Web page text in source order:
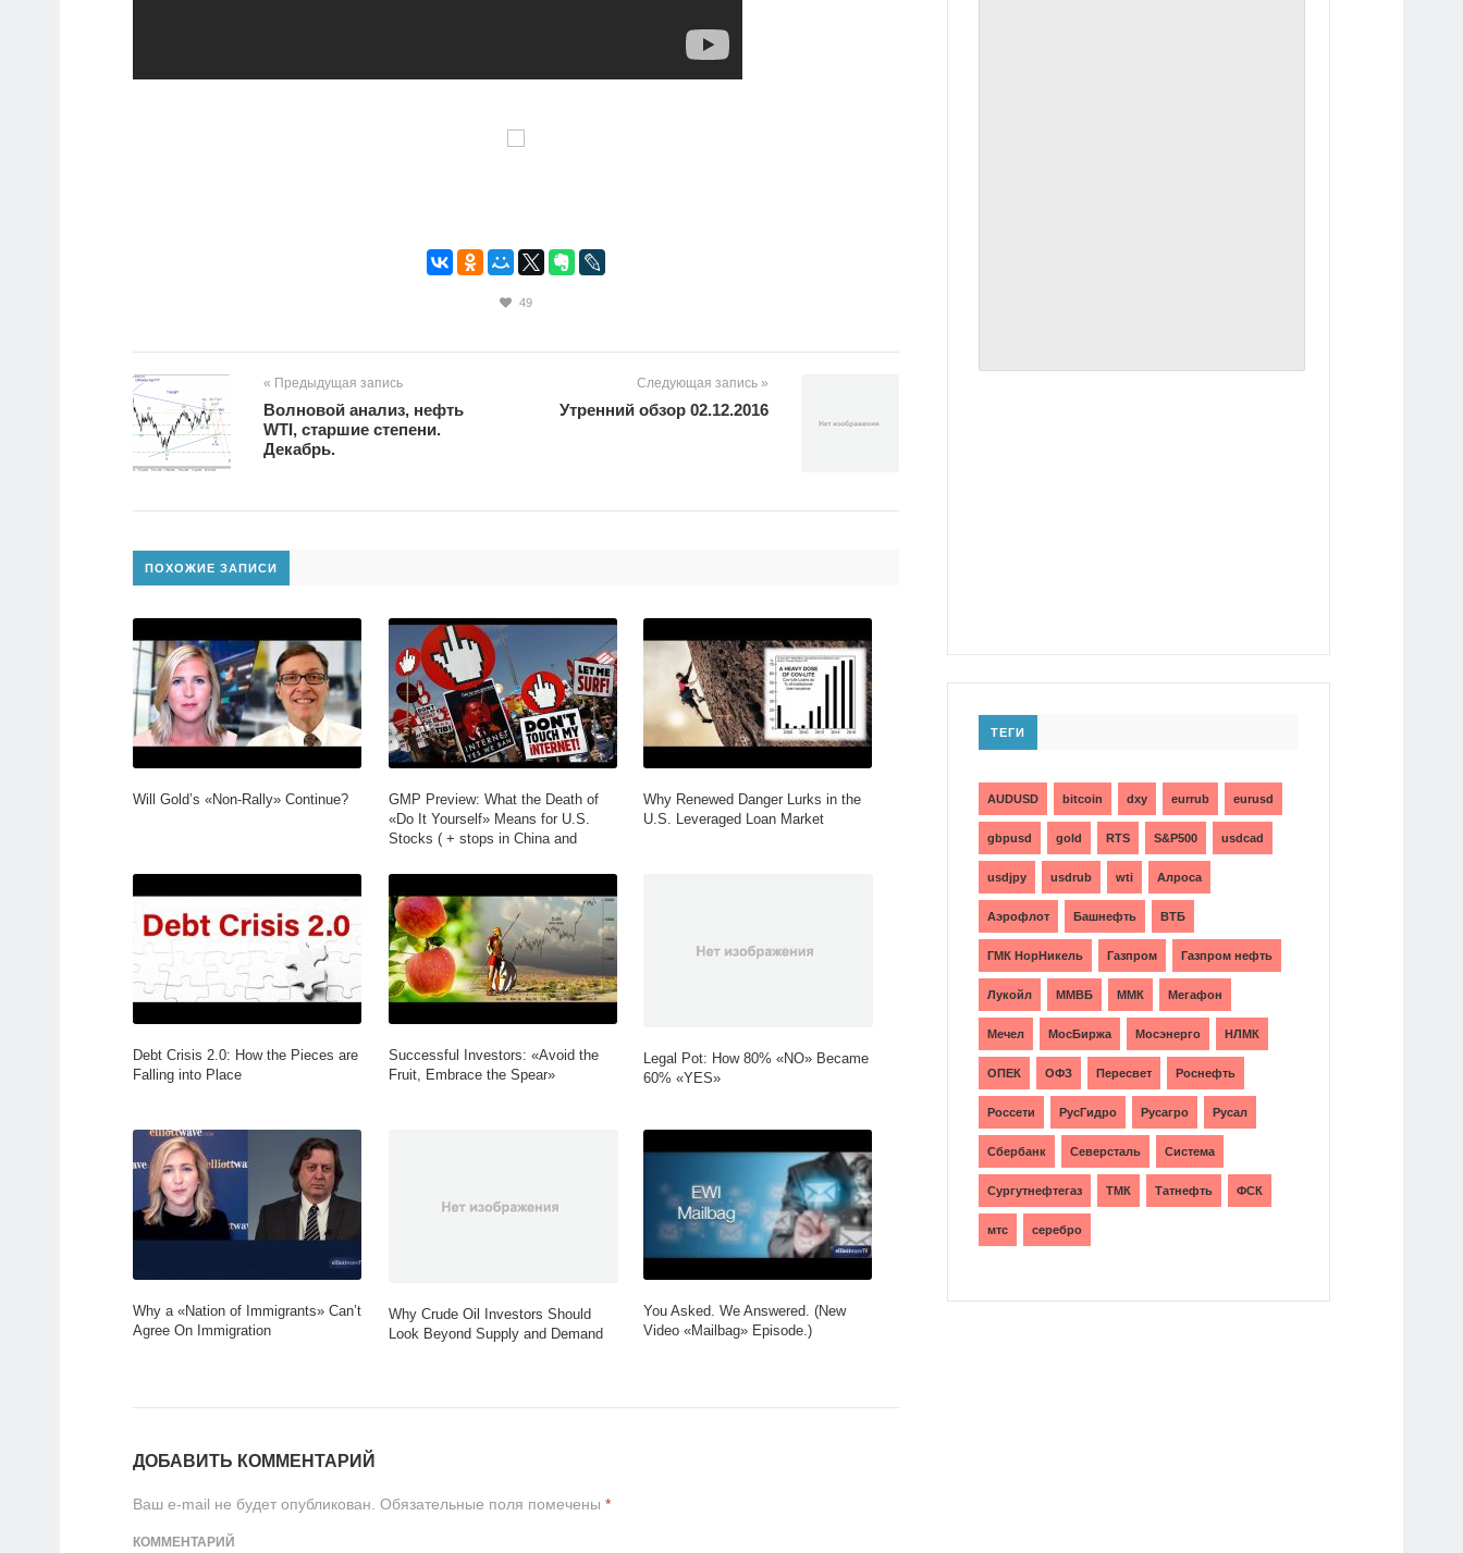
49
« Предыдущая запись
Волновой анализ, нефть
WTI, старшие степени.
Декабрь.
Следующая запись »
Утренний обзор 02.12.2016
ПОХОЖИЕ ЗАПИСИ
Will Gold’s «Non-Rally» Continue?
GMP Preview: What the Death of
«Do It Yourself» Means for U.S.
Stocks ( + stops in China and
Why Renewed Danger Lurks in the
U.S. Leveraged Loan Market
Debt Crisis 2.0: How the Pieces are
Falling into Place
Successful Investors: «Avoid the
Fruit, Embrace the Spear»
Legal Pot: How 80% «NO» Became
60% «YES»
Why a «Nation of Immigrants» Can’t
Agree On Immigration
Why Crude Oil Investors Should
Look Beyond Supply and Demand
You Asked. We Answered. (New
Video «Mailbag» Episode.)
ДОБАВИТЬ КОММЕНТАРИЙ
Ваш e-mail не будет опубликован. Обязательные поля помечены *
КОММЕНТАРИЙ
ТЕГИ
AUDUSD bitcoin dxy eurrub eurusd
gbpusd gold RTS S&P500 usdcad
usdjpy usdrub wti Алроса
Аэрофлот Башнефть ВТБ
ГМК НорНикель Газпром Газпром нефть
Лукойл ММВБ ММК Мегафон
Мечел МосБиржа Мосэнерго НЛМК
ОПЕК ОФЗ Пересвет Роснефть
Россети РусГидро Русагро Русал
Сбербанк Северсталь Система
Сургутнефтегаз ТМК Татнефть ФСК
мтс серебро